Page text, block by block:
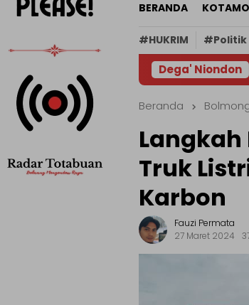
BERANDA
#HUKRIM #Politik
Dega' Niondon
Beranda
Langkah
Truk
Karbon
Fauzi Permata
27 Maret 2024